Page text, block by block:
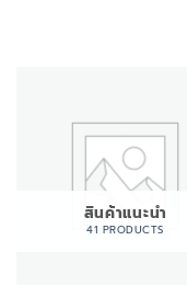
สินค้าแนะนำ
41 PRODUCTS